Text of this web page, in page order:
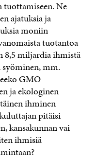
tuottamiseen. Ne
ajatuksia ja
moniin
tuotantoa
8,5 miljardia ihmistä
mm.
GMO
ja ekologinen
ihminen
pitäisi
kansakunnan vai
ihmisiä